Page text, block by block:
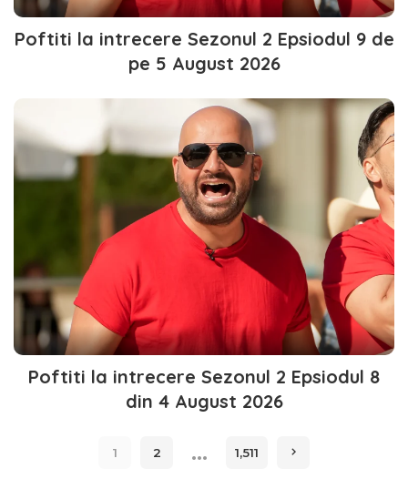
Poftiti la intrecere Sezonul 2 Epsiodul 9 de
pe 5 August 2026
Poftiti la intrecere Sezonul 2 Epsiodul 8
din 4 August 2026
1 2 … 1,511